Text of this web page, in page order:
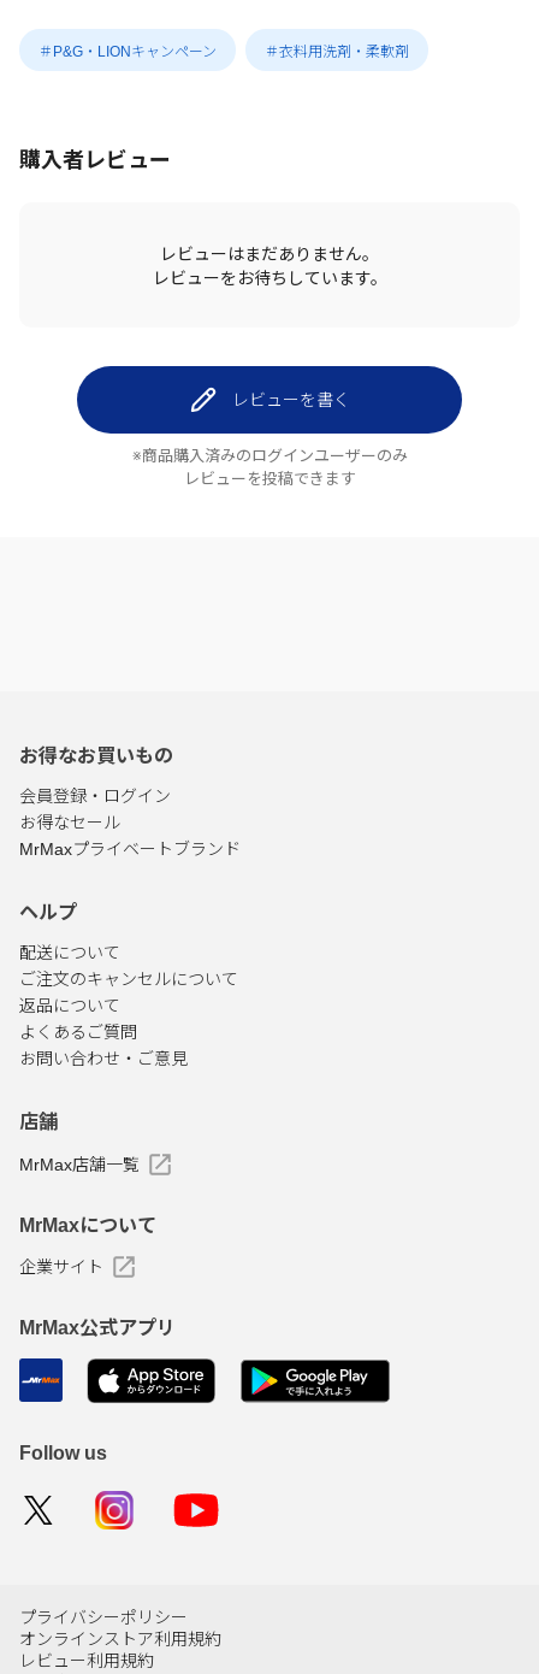
＃P&G・LIONキャンペーン ＃衣料用洗剤・柔軟剤
購入者レビュー
レビューはまだありません。
レビューをお待ちしています。
レビューを書く
※商品購入済みのログインユーザーのみ
レビューを投稿できます
お得なお買いもの
会員登録・ログイン
お得なセール
MrMaxプライベートブランド
ヘルプ
配送について
ご注文のキャンセルについて
返品について
よくあるご質問
お問い合わせ・ご意見
店舗
MrMax店舗一覧
MrMaxについて
企業サイト
MrMax公式アプリ
Follow us
プライバシーポリシー
オンラインストア利用規約
レビュー利用規約